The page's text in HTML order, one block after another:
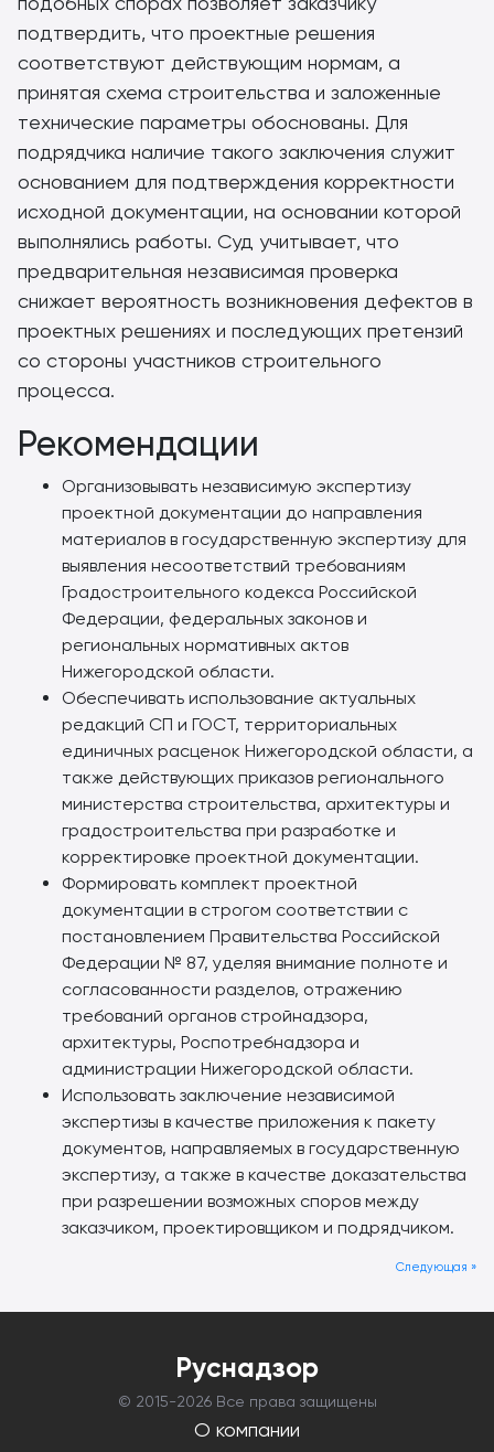
подтвердить, что проектные решения
соответствуют действующим нормам, а
принятая схема строительства и заложенные
технические параметры обоснованы. Для
подрядчика наличие такого заключения служит
основанием для подтверждения корректности
исходной документации, на основании которой
выполнялись работы. Суд учитывает, что
предварительная независимая проверка
снижает вероятность возникновения дефектов в
проектных решениях и последующих претензий
со стороны участников строительного
процесса.
Рекомендации
Организовывать независимую экспертизу
проектной документации до направления
материалов в государственную экспертизу для
выявления несоответствий требованиям
Градостроительного кодекса Российской
Федерации, федеральных законов и
региональных нормативных актов
Нижегородской области.
Обеспечивать использование актуальных
редакций СП и ГОСТ, территориальных
единичных расценок Нижегородской области, а
также действующих приказов регионального
министерства строительства, архитектуры и
градостроительства при разработке и
корректировке проектной документации.
Формировать комплект проектной
документации в строгом соответствии с
постановлением Правительства Российской
Федерации № 87, уделяя внимание полноте и
согласованности разделов, отражению
требований органов стройнадзора,
архитектуры, Роспотребнадзора и
администрации Нижегородской области.
Использовать заключение независимой
экспертизы в качестве приложения к пакету
документов, направляемых в государственную
экспертизу, а также в качестве доказательства
при разрешении возможных споров между
заказчиком, проектировщиком и подрядчиком.
Следующая »
Руснадзор
© 2015-2026 Все права защищены
О компании